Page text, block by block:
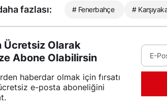
fazlası: # Fenerbahçe #
Ücretsiz Olarak
Abone Olabilirsin
haberdar olmak için fırsatı
e-posta aboneliğini